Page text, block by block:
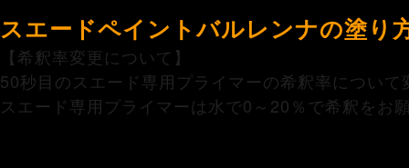
スエードペイントバルレンナの塗り
【希釈率変更について】
50秒目のスエード専用プライマーの希釈率につい
スエード専用プライマーは水で0～20％で希釈をお